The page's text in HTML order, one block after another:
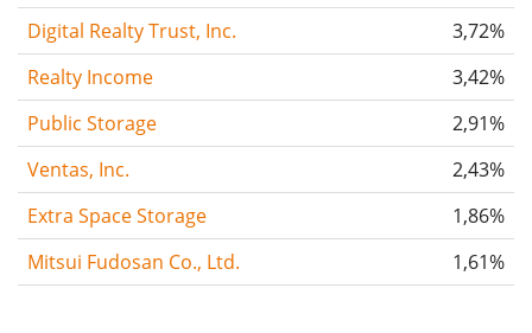
Digital Realty Trust, Inc.
3,72%
Realty Income
3,42%
Public Storage
2,91%
Ventas, Inc.
2,43%
Extra Space Storage
1,86%
Mitsui Fudosan Co., Ltd.
1,61%